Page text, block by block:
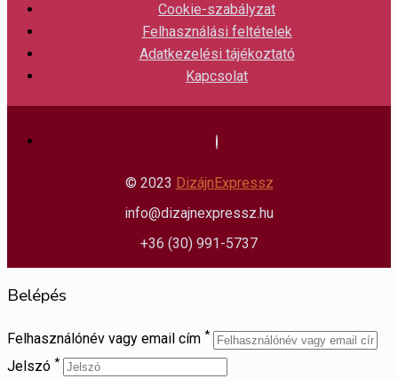
Cookie-szabályzat
Felhasználási feltételek
Adatkezelési tájékoztató
Kapcsolat
© 2023 DizájnExpressz
info@dizajnexpressz.hu
+36 (30) 991-5737
Belépés
Felhasználónév vagy email cím *
Jelszó *